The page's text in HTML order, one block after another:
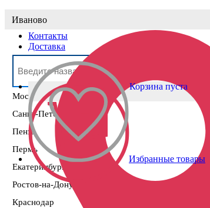
Выберите населённый пункт
Москва
Санкт-Петербург
Пенза
Пермь
Екатеринбург
Ростов-на-Дону
Краснодар
Иваново
Контакты
Доставка
Избранные товары
Корзина пуста